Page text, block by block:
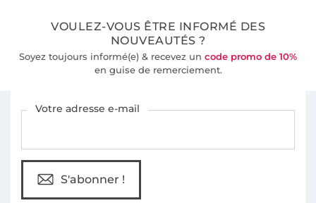
VOULEZ-VOUS ÊTRE INFORMÉ DES
NOUVEAUTÉS ?
Soyez toujours informé(e) & recevez un code promo de 10%
en guise de remerciement.
Votre adresse e-mail
S'abonner !